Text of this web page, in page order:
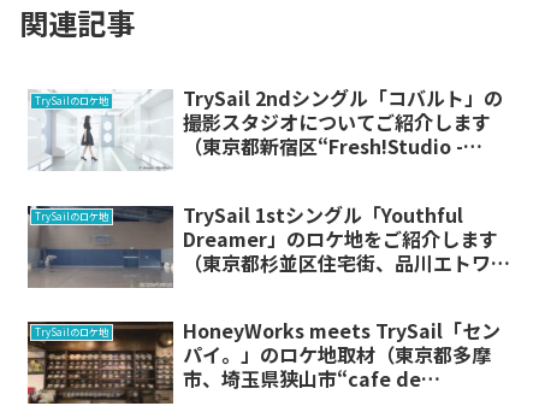
関連記事
TrySailのロケ地
TrySail 2ndシングル「コバルト」の
撮影スタジオについてご紹介します
（東京都新宿区“Fresh!Studio -
TrySailのロケ地
TrySail 1stシングル「Youthful
Dreamer」のロケ地をご紹介します
（東京都杉並区住宅街、品川エトワー
TrySailのロケ地
HoneyWorks meets TrySail「セン
パイ。」のロケ地取材（東京都多摩
市、埼玉県狭山市“cafe de